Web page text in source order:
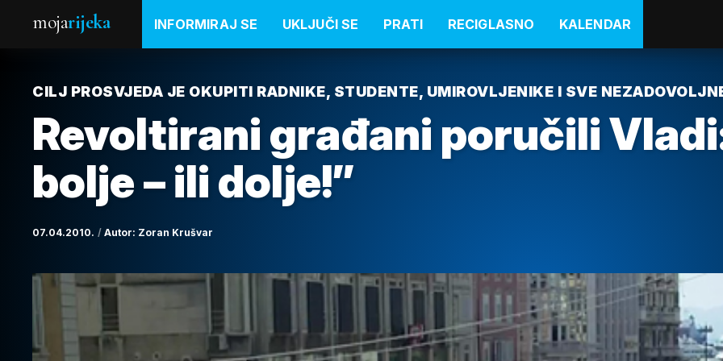
mojarijeka INFORMIRAJ SE UKLJUČI SE PRATI RECIGLASNO KALENDAR
CILJ PROSVJEDA JE OKUPITI RADNIKE, STUDENTE, UMIROVLJENIKE I SVE
Revoltirani građani poručili
bolje – ili dolje!”
07.04.2010. Autor: Zoran Krušvar